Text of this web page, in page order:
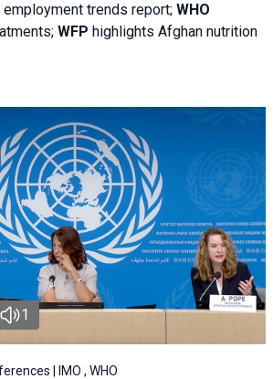
trends report; WHO
WFP highlights Afghan nutrition
1
| IMO , WHO